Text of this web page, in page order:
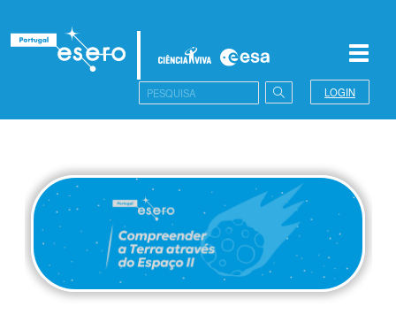
LOGIN